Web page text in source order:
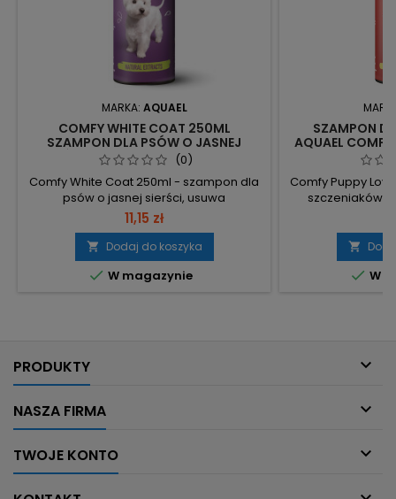
MARKA: AQUAEL
COMFY WHITE COAT 250ML
SZAMPON DLA PSÓW O JASNEJ
SIERŚCI - PRZYWRACA BIAŁY BLASK
(0)
Comfy White Coat 250ml - szampon dla
psów o jasnej sierści, usuwa
zanieczyszczenia, pogłębia kolor i
poprawia wygląd futra. Pojemność 250
ml – ilość odpowiednia do regularnej
pielęgnacji. Przeznaczenie: psy
jasnowłose – podkreśla i pogłębia
11,15 zł
 Dodaj do koszyka
 W magazynie
SZAMPON
AQUAEL
Comfy Puppy
szczeniaków
atopowej.
opakowanie
szczeniąt.

 W
PRODUKTY 
NASZA FIRMA 
TWOJE KONTO 